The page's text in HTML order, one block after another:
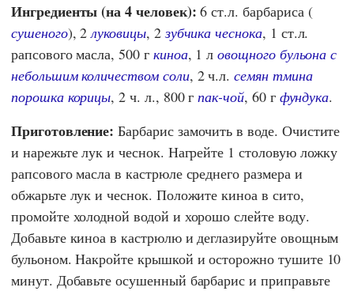
Ингредиенты (на 4 человек): 6 ст.л. барбариса (
сушеного), 2луковицы, 2зубчика чеснока, 1 ст.л.
рапсового масла, 500 г киноа, 1 ловощного бульона с
небольшим количеством соли, 2 ч.л.семян тмина
порошка корицы, 2 ч. л., 800 гпак-чой, 60 г фундука.
Приготовление: Барбарис замочить в воде. Очистите
и нарежьте лук и чеснок. Нагрейте 1 столовую ложку
рапсового масла в кастрюле среднего размера и
обжарьте лук и чеснок. Положите киноа в сито,
промойте холодной водой и хорошо слейте воду.
Добавьте киноа в кастрюлю и деглазируйте овощным
бульоном. Накройте крышкой и осторожно тушите 10
минут. Добавьте осушенный барбарис и приправьте